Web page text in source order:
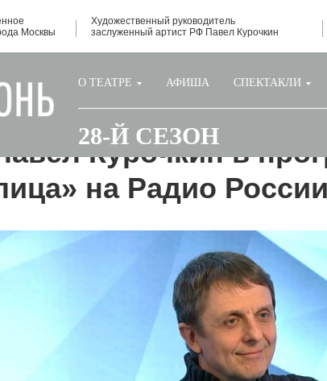
Москвы
Художественный руководитель
заслуженный артист РФ Павел Курочкин
О ТЕАТРЕ АФИША СПЕКТАКЛИ
28-Й СЕЗОН
10-23 16:36
Курочкин в
на Радио России